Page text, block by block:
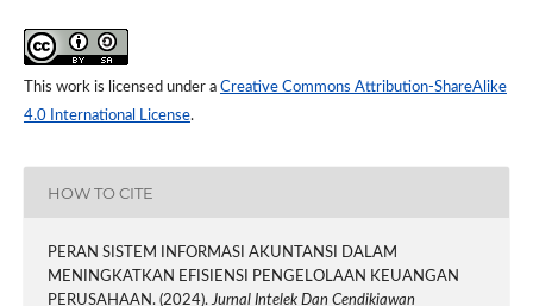
This work is licensed under a Creative Commons Attribution-ShareAlike
4.0 International License.
HOW TO CITE
PERAN SISTEM INFORMASI AKUNTANSI DALAM
MENINGKATKAN EFISIENSI PENGELOLAAN KEUANGAN
PERUSAHAAN. (2024).Jurnal Intelek Dan Cendikiawan